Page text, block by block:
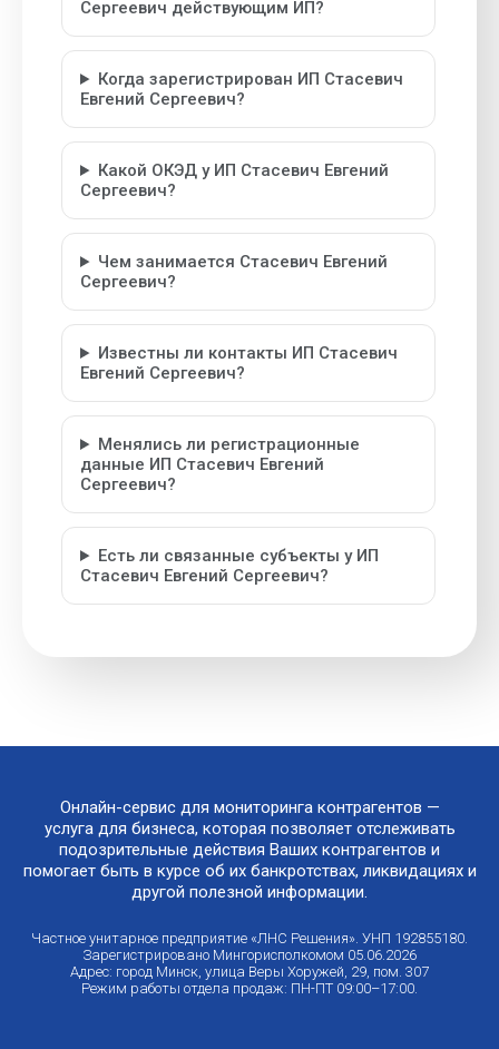
Сергеевич действующим ИП?
Когда зарегистрирован ИП Стасевич
Евгений Сергеевич?
Какой ОКЭД у ИП Стасевич Евгений
Сергеевич?
Чем занимается Стасевич Евгений
Сергеевич?
Известны ли контакты ИП Стасевич
Евгений Сергеевич?
Менялись ли регистрационные
данные ИП Стасевич Евгений
Сергеевич?
Есть ли связанные субъекты у ИП
Стасевич Евгений Сергеевич?
Онлайн-сервис для мониторинга контрагентов —
услуга для бизнеса, которая позволяет отслеживать
подозрительные действия Ваших контрагентов и
помогает быть в курсе об их банкротствах, ликвидациях и
другой полезной информации.
Частное унитарное предприятие «ЛНС Решения». УНП 192855180.
Зарегистрировано Мингорисполкомом 05.06.2026
Адрес: город Минск, улица Веры Хоружей, 29, пом. 307
Режим работы отдела продаж: ПН-ПТ 09:00–17:00.